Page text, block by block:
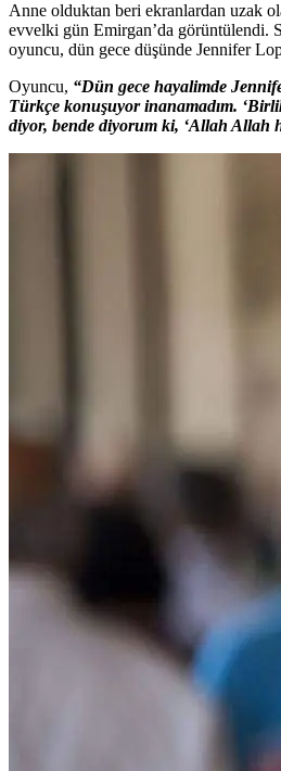
Anne olduktan beri ekranlardan uzak
evvelki gün Emirgan’da görüntülendi.
oyuncu, dün gece düşünde Jennifer
Oyuncu, “Dün gece hayalimde
Türkçe konuşuyor inanamadım.
diyor, bende diyorum ki, ‘Allah Allah